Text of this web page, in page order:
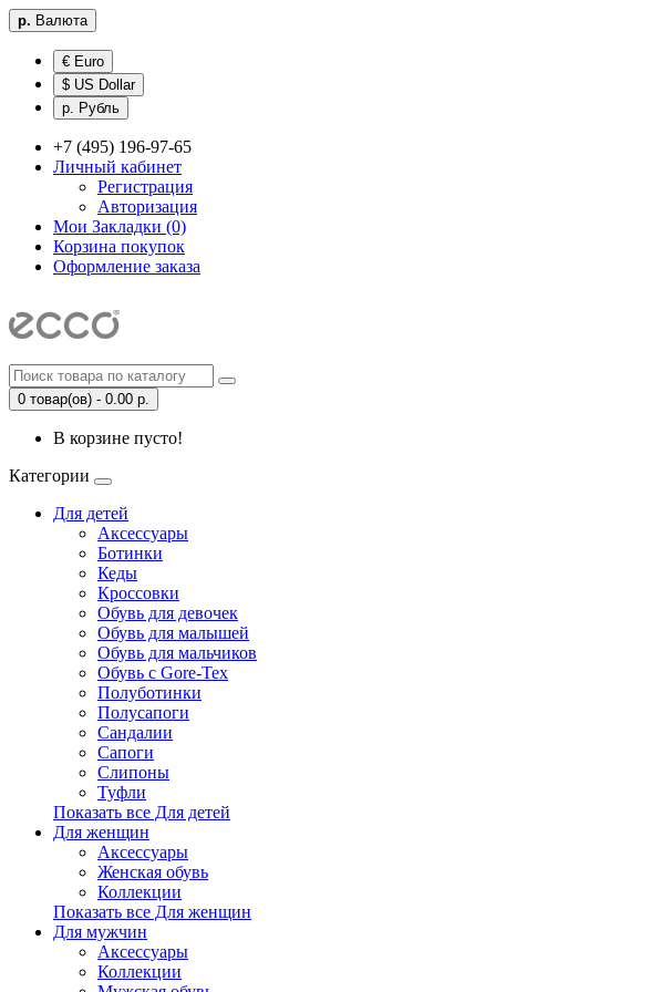
р. Валюта
€ Euro
$ US Dollar
р. Рубль
+7 (495) 196-97-65
Личный кабинет
Регистрация
Авторизация
Мои Закладки (0)
Корзина покупок
Оформление заказа
0 товар(ов) - 0.00 р.
В корзине пусто!
Категории
Для детей
Аксессуары
Ботинки
Кеды
Кроссовки
Обувь для девочек
Обувь для малышей
Обувь для мальчиков
Обувь с Gore-Tex
Полуботинки
Полусапоги
Сандалии
Сапоги
Слипоны
Туфли
Показать все Для детей
Для женщин
Аксессуары
Женская обувь
Коллекции
Показать все Для женщин
Для мужчин
Аксессуары
Коллекции